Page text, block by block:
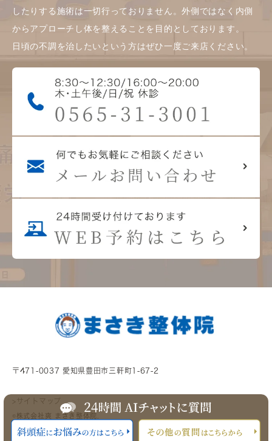
したりする施術は一切行っておりません。外側ではなく内側
からアプローチし体を整えることを目的としております。
日頃の不調を治したいという方はぜひ一度ご来店ください。
〒471-0037 愛知県豊田市三軒町1-67-2
>サイトマップ
©株式会社爽 まさき整体院.